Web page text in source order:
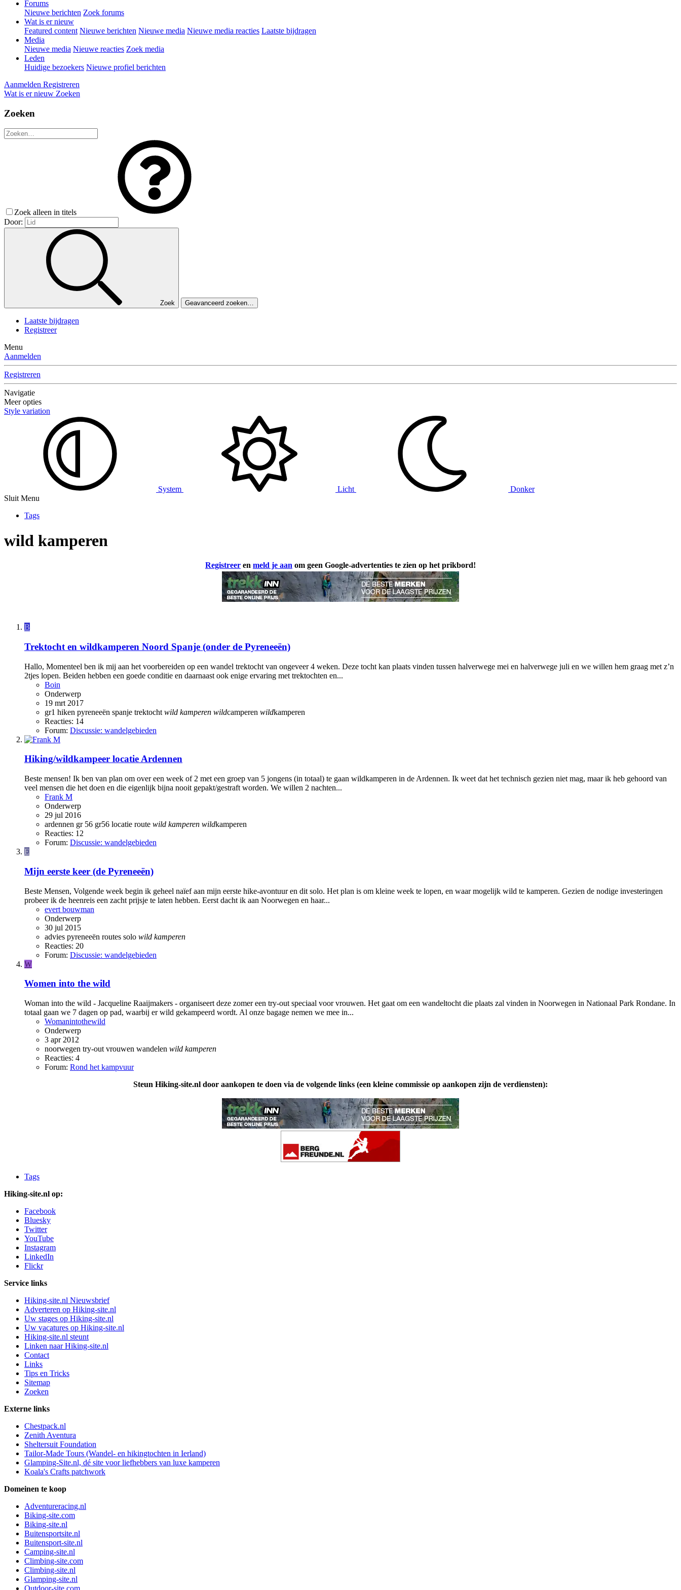
Forums
Nieuwe berichten Zoek forums
Wat is er nieuw
Featured content Nieuwe berichten Nieuwe media Nieuwe media reacties Laatste bijdragen
Media
Nieuwe media Nieuwe reacties Zoek media
Leden
Huidige bezoekers Nieuwe profiel berichten
Aanmelden Registreren
Wat is er nieuw Zoeken
Zoeken
Zoek alleen in titels
Door:
Zoek Geavanceerd zoeken…
Laatste bijdragen
Registreer
Menu
Aanmelden
Registreren
Navigatie
Meer opties
Style variation
System Licht
Donker
Sluit Menu
Tags
wild kamperen
Registreer en meld je aan om geen Google-advertenties te zien op het prikbord!
B
Trektocht en wildkamperen Noord Spanje (onder de Pyreneeën)
Hallo, Momenteel ben ik mij aan het voorbereiden op een wandel trektocht van ongeveer 4 weken. Deze tocht kan plaats vinden tussen halverwege mei en halverwege juli en we willen hem graag met z’n
2tjes lopen. Beiden hebben een goede conditie en daarnaast ook enige ervaring met trektochten en...
Boin
Onderwerp
19 mrt 2017
gr1 hiken pyreneeën spanje trektocht wild kamperen wildcamperen wildkamperen
Reacties: 14
Forum: Discussie: wandelgebieden
Hiking/wildkampeer locatie Ardennen
Beste mensen! Ik ben van plan om over een week of 2 met een groep van 5 jongens (in totaal) te gaan wildkamperen in de Ardennen. Ik weet dat het technisch gezien niet mag, maar ik heb gehoord van
veel mensen die het doen en die eigenlijk bijna nooit gepakt/gestraft worden. We willen 2 nachten...
Frank M
Onderwerp
29 jul 2016
ardennen gr 56 gr56 locatie route wild kamperen wildkamperen
Reacties: 12
Forum: Discussie: wandelgebieden
E
Mijn eerste keer (de Pyreneeën)
Beste Mensen, Volgende week begin ik geheel naïef aan mijn eerste hike-avontuur en dit solo. Het plan is om kleine week te lopen, en waar mogelijk wild te kamperen. Gezien de nodige investeringen
probeer ik de heenreis een zacht prijsje te laten hebben. Eerst dacht ik aan Noorwegen en haar...
evert bouwman
Onderwerp
30 jul 2015
advies pyreneeën routes solo wild kamperen
Reacties: 20
Forum: Discussie: wandelgebieden
W
Women into the wild
Woman into the wild - Jacqueline Raaijmakers - organiseert deze zomer een try-out speciaal voor vrouwen. Het gaat om een wandeltocht die plaats zal vinden in Noorwegen in Nationaal Park Rondane. In
totaal gaan we 7 dagen op pad, waarbij er wild gekampeerd wordt. Al onze bagage nemen we mee in...
Womanintothewild
Onderwerp
3 apr 2012
noorwegen try-out vrouwen wandelen wild kamperen
Reacties: 4
Forum: Rond het kampvuur
Steun Hiking-site.nl door aankopen te doen via de volgende links (een kleine commissie op aankopen zijn de verdiensten):
Tags
Hiking-site.nl op:
Facebook
Bluesky
Twitter
YouTube
Instagram
LinkedIn
Flickr
Service links
Hiking-site.nl Nieuwsbrief
Adverteren op Hiking-site.nl
Uw stages op Hiking-site.nl
Uw vacatures op Hiking-site.nl
Hiking-site.nl steunt
Linken naar Hiking-site.nl
Contact
Links
Tips en Tricks
Sitemap
Zoeken
Externe links
Chestpack.nl
Zenith Aventura
Sheltersuit Foundation
Tailor-Made Tours (Wandel- en hikingtochten in Ierland)
Glamping-Site.nl, dé site voor liefhebbers van luxe kamperen
Koala's Crafts patchwork
Domeinen te koop
Adventureracing.nl
Biking-site.com
Biking-site.nl
Buitensportsite.nl
Buitensport-site.nl
Camping-site.nl
Climbing-site.com
Climbing-site.nl
Glamping-site.nl
Outdoor-site.com